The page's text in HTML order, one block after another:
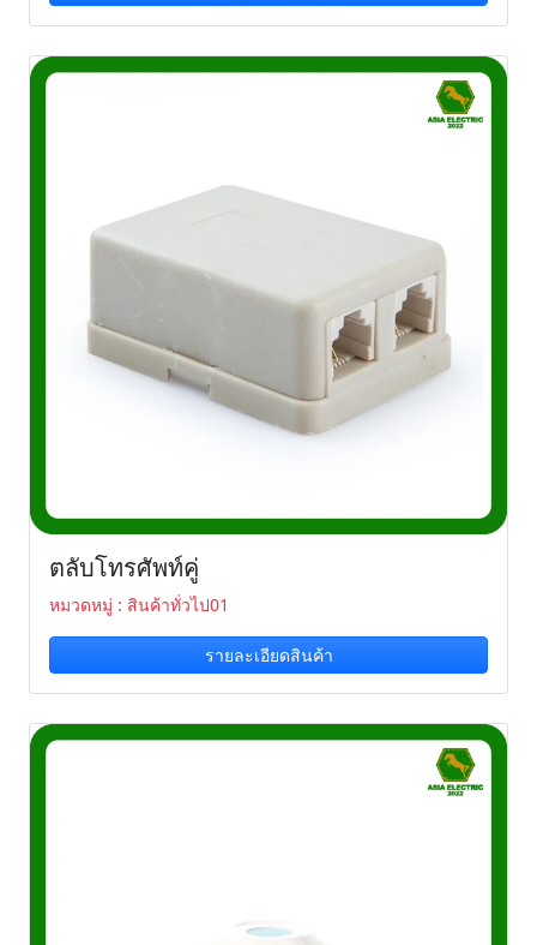
ตลับโทรศัพท์คู่
หมวดหมู่ : สินค้าทั่วไป01
รายละเอียดสินค้า